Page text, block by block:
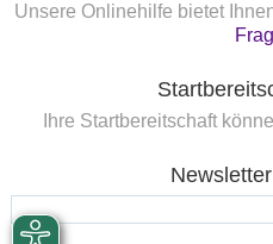
Unsere Onlinehilfe bietet
Ihre Startbereitschaft